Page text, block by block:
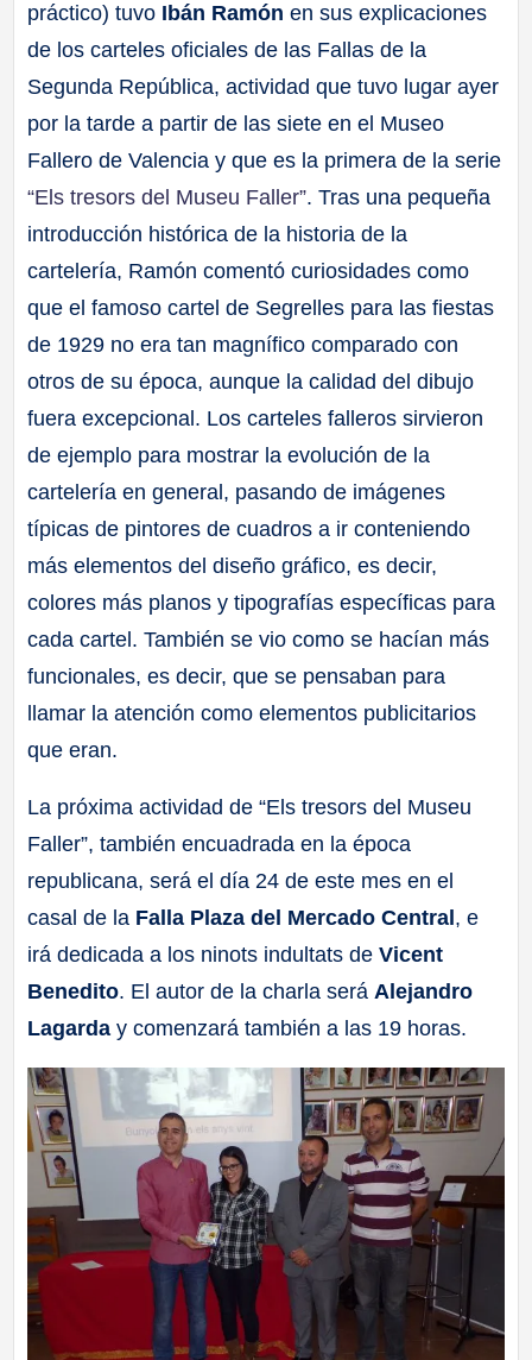
práctico) tuvo Ibán Ramón en sus explicaciones
de los carteles oficiales de las Fallas de la
Segunda República, actividad que tuvo lugar ayer
por la tarde a partir de las siete en el Museo
Fallero de Valencia y que es la primera de la serie
“Els tresors del Museu Faller”. Tras una pequeña
introducción histórica de la historia de la
cartelería, Ramón comentó curiosidades como
que el famoso cartel de Segrelles para las fiestas
de 1929 no era tan magnífico comparado con
otros de su época, aunque la calidad del dibujo
fuera excepcional. Los carteles falleros sirvieron
de ejemplo para mostrar la evolución de la
cartelería en general, pasando de imágenes
típicas de pintores de cuadros a ir conteniendo
más elementos del diseño gráfico, es decir,
colores más planos y tipografías específicas para
cada cartel. También se vio como se hacían más
funcionales, es decir, que se pensaban para
llamar la atención como elementos publicitarios
que eran.
La próxima actividad de “Els tresors del Museu
Faller”, también encuadrada en la época
republicana, será el día 24 de este mes en el
casal de la Falla Plaza del Mercado Central , e
irá dedicada a los ninots indultats deVicent
Benedito. El autor de la charla seráAlejandro
Lagarda y comenzará también a las 19 horas.